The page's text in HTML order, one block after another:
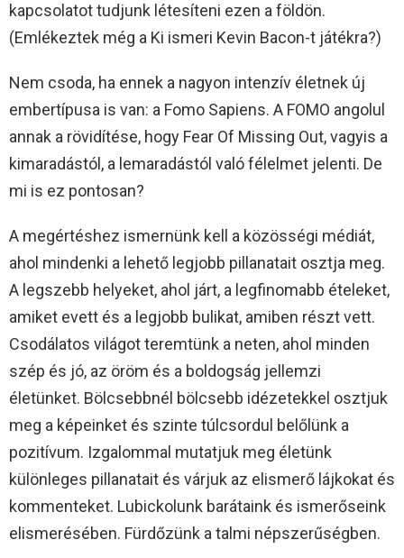
kapcsolatot tudjunk létesíteni ezen a földön.
(Emlékeztek még a Ki ismeri Kevin Bacon-t játékra?)
Nem csoda, ha ennek a nagyon intenzív életnek új
embertípusa is van: a Fomo Sapiens. A FOMO angolul
annak a rövidítése, hogy Fear Of Missing Out, vagyis a
kimaradástól, a lemaradástól való félelmet jelenti. De
mi is ez pontosan?
A megértéshez ismernünk kell a közösségi médiát,
ahol mindenki a lehető legjobb pillanatait osztja meg.
A legszebb helyeket, ahol járt, a legfinomabb ételeket,
amiket evett és a legjobb bulikat, amiben részt vett.
Csodálatos világot teremtünk a neten, ahol minden
szép és jó, az öröm és a boldogság jellemzi
életünket. Bölcsebbnél bölcsebb idézetekkel osztjuk
meg a képeinket és szinte túlcsordul belőlünk a
pozitívum. Izgalommal mutatjuk meg életünk
különleges pillanatait és várjuk az elismerő lájkokat és
kommenteket. Lubickolunk barátaink és ismerőseink
elismerésében. Fürdőzünk a talmi népszerűségben.